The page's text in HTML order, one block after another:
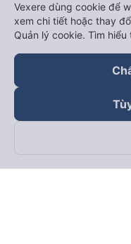
Theo dõi chúng
Vexere dùng cookie để
xem chi tiết hoặc thay
Quản lý cookie. Tìm hiểu